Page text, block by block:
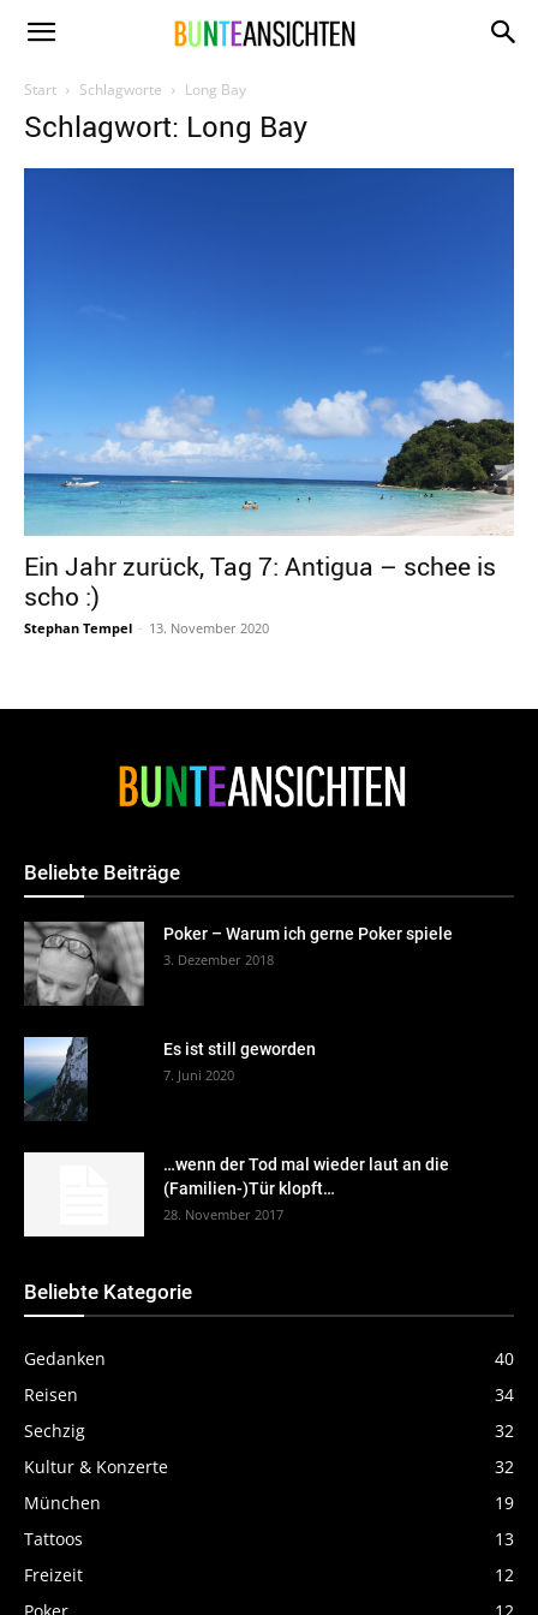
www.bunte-
ansichten.de
Start Schlagworte Long Bay
Schlagwort: Long Bay
Ein Jahr zurück, Tag 7: Antigua – schee is
scho :)
Stephan Tempel - 13. November 2020
Beliebte Beiträge
Poker – Warum ich gerne Poker spiele
3. Dezember 2018
Es ist still geworden
7. Juni 2020
…wenn der Tod mal wieder laut an die
(Familien-)Tür klopft…
28. November 2017
Beliebte Kategorie
Gedanken
40
Reisen
34
Sechzig
32
Kultur & Konzerte
32
München
19
Tattoos
13
Freizeit
12